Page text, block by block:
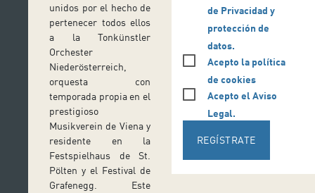
unidos por el hecho de
pertenecer todos ellos
a la Tonkünstler
Orchester
Niederösterreich,
orquesta con
temporada propia en el
prestigioso
Musikverein de Viena y
residente en la
Festspielhaus de St.
Pölten y el Festival de
Grafenegg. Este
de Privacidad y
protección de
datos.
Acepto la política
de cookies
Acepto el Aviso
Legal.
REGÍSTRATE